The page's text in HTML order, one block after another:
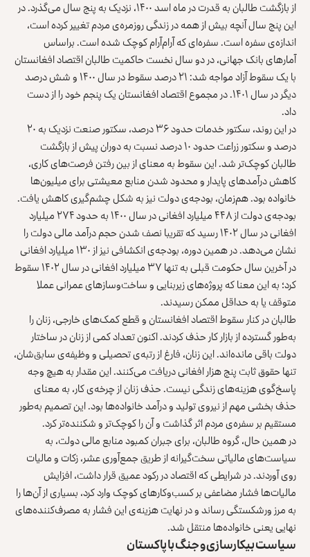
از بازگشت طالبان به قدرت در ماه اسد ۱۴۰۰، نزدیک به پنج سال می‌گذرد. در
این پنج سال آنچه بیش از همه در زندگی روزمره‌ی مردم تغییر کرده است،
اندازه‌ی سفره است. سفره‌ای که آرام‌آرام کوچک شده است. براساس
آمارهای بانک جهانی، در دو سال نخست حاکمیت طالبان اقتصاد افغانستان
با یک سقوط آزاد مواجه شد: ۲۱ درصد سقوط در سال ۱۴۰۰ و شش درصد
دیگر در سال ۱۴۰۱.
در مجموعاقتصادافغانستان یک پنجم خود را از دست
داد.
در این روند، سکتور خدمات حدود ۳۶ درصد، سکتور صنعت نزدیک به ۲۰
درصد و سکتور زراعت حدود ۱۰ درصد نسبت به دوران پیش از بازگشت
طالبان کوچک‌تر شد. این سقوط به معنای از بین رفتن فرصت‌های کاری،
کاهش درآمدهای پایدار و محدود شدن منابع معیشتی برای میلیون‌ها
خانواده بود. هم‌زمان، بودجه‌ی دولت نیز به شکل چشم‌گیری کاهش یافت.
بودجه‌ی دولت از ۴۴۸ میلیارد افغانی در سال ۱۴۰۰ به حدود ۲۷۴ میلیارد
افغانی در سال ۱۴۰۲ رسید که تقریبا نصف شدن حجم درآمد مالی دولت را
نشان می‌دهد. در همین دوره، بودجه‌ی انکشافی نیز از ۱۳۰ میلیارد افغانی
در آخرین سال حکومت قبلی به تنها ۳۷ میلیارد افغانی در سال ۱۴۰۲ سقوط
کرد؛ به این معنا که پروژه‌های زیربنایی و ساخت‌وسازهای عمرانی عملا
متوقف یا به حداقل ممکن رسیدند.
طالبان در کنار سقوط اقتصاد افغانستان و قطع کمک‌های خارجی، زنان را
به‌طور گسترده از بازار کار حذف کردند. اکنون تعداد کمی از زنان در ساختار
دولت باقی مانده‌اند. این زنان، فارغ از رتبه‌ی تحصیلی و وظیفه‌ی سابق‌شان،
تنها حقوق ثابت پنج هزار افغانی دریافت می‌کنند. این مقدار به هیچ وجه
پاسخ‌گوی هزینه‌های زندگی نیست. حذف زنان از چرخه‌ی کار، به معنای
حذف بخشی مهم از نیروی تولید و درآمد خانواده‌ها بود. این تصمیم به‌طور
مستقیم بر سفره‌ی مردم اثر گذاشت و آن را کوچک‌تر و شکننده‌تر کرد.
در همین حال، گروه طالبان، برای جبران کمبود منابع مالی دولت، به
سیاست‌های مالیاتی سخت‌گیرانه از طریق جمع‌آوری عشر، زکات و مالیات
روی آوردند. در شرایطی که اقتصاد در رکود عمیق قرار داشت، افزایش
مالیات‌ها فشار مضاعفی بر کسب‌وکارهای کوچک وارد کرد، بسیاری از آن‌ها را
به مرز ورشکستگی رساند و در نهایت هزینه‌ی این فشار به مصرف‌کننده‌های
نهایی یعنی خانواده‌ها منتقل شد.
سیاست بیکارسازی و جنگ با پاکستان